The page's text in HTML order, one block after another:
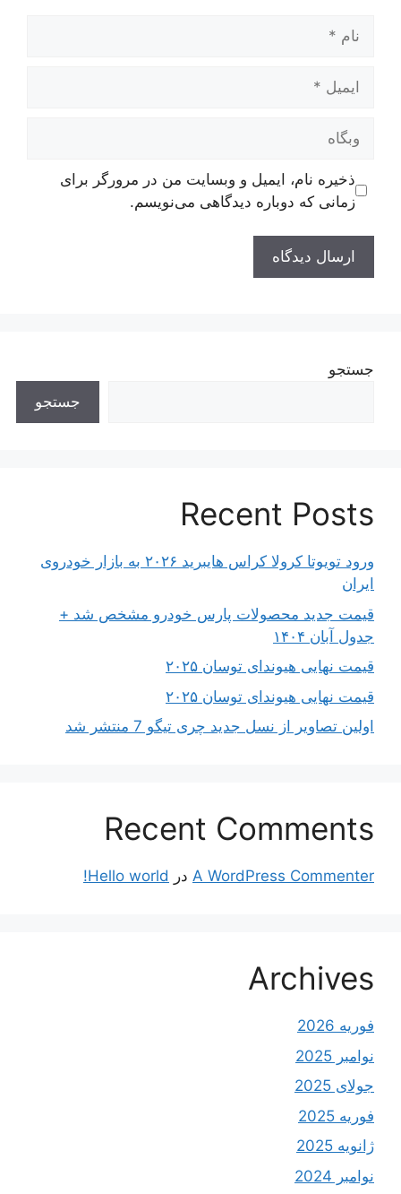
وبگاه
ذخیره نام، ایمیل و وبسایت من در مرورگر برای
زمانی که دوباره دیدگاهی می‌نویسم.
جستجو
جستجو
Recent Posts
ورود تویوتا کرولا کراس هایبرید ۲۰۲۶ به بازار خودروی
ایران
قیمت جدید محصولات پارس خودرو مشخص شد +
جدول آبان ۱۴۰۴
قیمت نهایی هیوندای توسان ۲۰۲۵
قیمت نهایی هیوندای توسان ۲۰۲۵
اولین تصاویر از نسل جدید چری تیگو 7 منتشر شد
Recent Comments
A WordPress Commenter در Hello world!
Archives
فوریه 2026
نوامبر 2025
جولای 2025
فوریه 2025
ژانویه 2025
نوامبر 2024